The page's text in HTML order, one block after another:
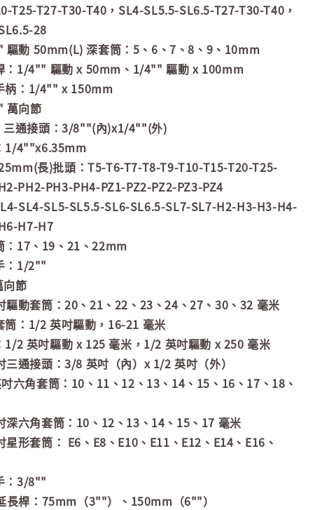
T25-T27-T30-T40，SL4-SL5.5-SL6.5-T27-T30-T40，
28
動 50mm(L) 深套筒：5、6、7、8、9、10mm
：1/4"" 驅動 x 50mm、1/4"" 驅動 x 100mm
柄：1/4"" x 150mm
萬向節
通接頭：3/8""(內)x1/4""(外)
1/4""x6.35mm
長)批頭：T5-T6-T7-T8-T9-T10-T15-T20-T25-
PH2-PH3-PH4-PZ1-PZ2-PZ2-PZ3-PZ4
SL4-SL5-SL5.5-SL6-SL6.5-SL7-SL7-H2-H3-H3-H4-
H7-H7
：17、19、21、22mm
：1/2""
節
驅動套筒：20、21、22、23、24、27、30、32 毫米
筒：1/2 英吋驅動，16-21 毫米
1/2 英吋驅動 x 125 毫米，1/2 英吋驅動 x 250 毫米
三通接頭：3/8 英吋（內）x 1/2 英吋（外）
六角套筒：10、11、12、13、14、15、16、17、18、
深六角套筒：10、12、13、14、15、17 毫米
形套筒： E6、E8、E10、E11、E12、E14、E16、
：3/8""
桿：75mm（3""）、150mm（6""）